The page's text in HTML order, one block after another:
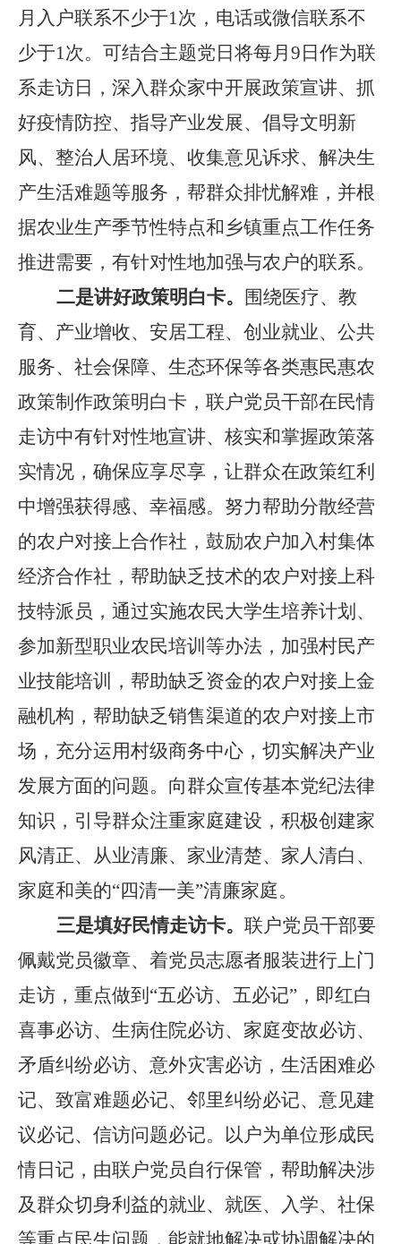
月入户联系不少于1 次，电话或微信联系不
少于1 次。可结合主题党日将每月 9 日作为联
系走访日，深入群众家中开展政策宣讲、抓
好疫情防控、指导产业发展、倡导文明新
风、整治人居环境、收集意见诉求、解决生
产生活难题等服务，帮群众排忧解难，并根
据农业生产季节性特点和乡镇重点工作任务
推进需要，有针对性地加强与农户的联系。
二是讲好政策明白卡。
围绕医疗、教
育、产业增收、安居工程、创业就业、公共
服务、社会保障、生态环保等各类惠民惠农
政策制作政策明白卡，联户党员干部在民情
走访中有针对性地宣讲、核实和掌握政策落
实情况，确保应享尽享，让群众在政策红利
中增强获得感、幸福感。努力帮助分散经营
的农户对接上合作社，鼓励农户加入村集体
经济合作社，帮助缺乏技术的农户对接上科
技特派员，通过实施农民大学生培养计划、
参加新型职业农民培训等办法，加强村民产
业技能培训，帮助缺乏资金的农户对接上金
融机构，帮助缺乏销售渠道的农户对接上市
场，充分运用村级商务中心，切实解决产业
发展方面的问题。向群众宣传基本党纪法律
知识，引导群众注重家庭建设，积极创建家
风清正、从业清廉、家业清楚、家人清白、
家庭和美的“四清一美”清廉家庭。
三是填好民情走访卡。 联户党员干部要
佩戴党员徽章、着党员志愿者服装进行上门
走访，重点做到 “五必访、五必记” ，即红白
喜事必访、生病住院必访、家庭变故必访、
矛盾纠纷必访、意外灾害必访，生活困难必
记、致富难题必记、邻里纠纷必记、意见建
议必记、信访问题必记。以户为单位形成民
情日记，由联户党员自行保管，帮助解决涉
及群众切身利益的就业、就医、入学、社保
等重点民生问题，能就地解决或协调解决的